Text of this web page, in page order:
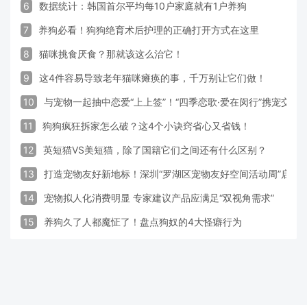
6 数据统计：韩国首尔平均每10户家庭就有1户养狗
7 养狗必看！狗狗绝育术后护理的正确打开方式在这里
8 猫咪挑食厌食？那就该这么治它！
9 这4件容易导致老年猫咪瘫痪的事，千万别让它们做！
10 与宠物一起抽中恋爱“上上签”！“四季恋歌·爱在闵行”携宠交友
11 狗狗疯狂拆家怎么破？这4个小诀窍省心又省钱！
12 英短猫VS美短猫，除了国籍它们之间还有什么区别？
13 打造宠物友好新地标！深圳“罗湖区宠物友好空间活动周”启动
14 宠物拟人化消费明显 专家建议产品应满足“双视角需求”
15 养狗久了人都魔怔了！盘点狗奴的4大怪癖行为